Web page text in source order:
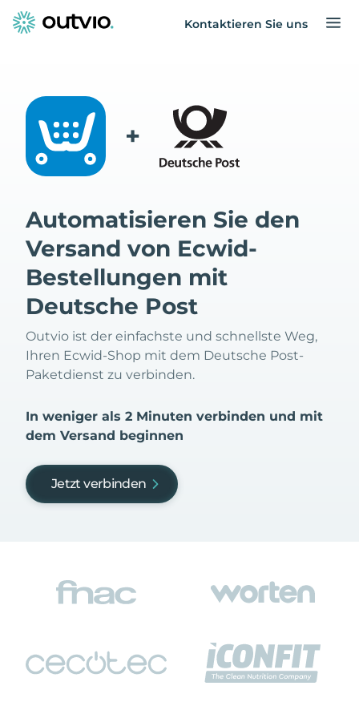
Kontaktieren Sie uns
+
Automatisieren Sie den
Versand von Ecwid-
Bestellungen mit
Deutsche Post
Outvio ist der einfachste und schnellste Weg,
Ihren Ecwid-Shop mit dem Deutsche Post-
Paketdienst zu verbinden.
In weniger als 2 Minuten verbinden und mit
dem Versand beginnen
Jetzt verbinden